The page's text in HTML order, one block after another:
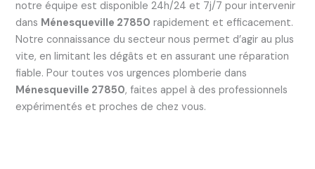
notre équipe est disponible 24h/24 et 7j/7 pour intervenir
dans Ménesqueville 27850 rapidement et efficacement.
Notre connaissance du secteur nous permet d’agir au plus
vite, en limitant les dégâts et en assurant une réparation
fiable. Pour toutes vos urgences plomberie dans
Ménesqueville 27850, faites appel à des professionnels
expérimentés et proches de chez vous.